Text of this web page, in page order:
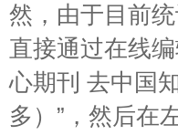
然，由于目前
直接通过在线
心期刊 去中国
多）”，然后在